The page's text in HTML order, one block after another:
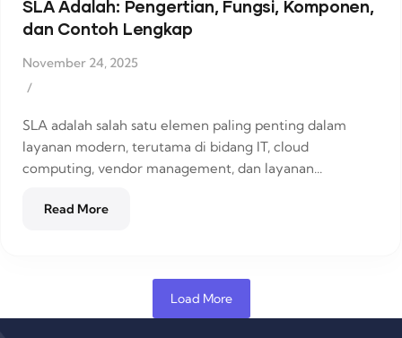
SLA Adalah: Pengertian, Fungsi, Komponen,
dan Contoh Lengkap
November 24, 2025
/
SLA adalah salah satu elemen paling penting dalam
layanan modern, terutama di bidang IT, cloud
computing, vendor management, dan layanan...
Read More
Load More